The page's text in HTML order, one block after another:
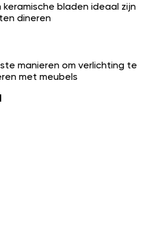
keramische bladen ideaal zijn
dineren
manieren om verlichting te
met meubels